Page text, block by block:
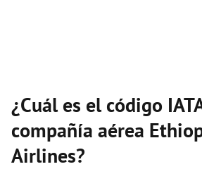
¿Cuál es el código
compañía aérea
Airlines?